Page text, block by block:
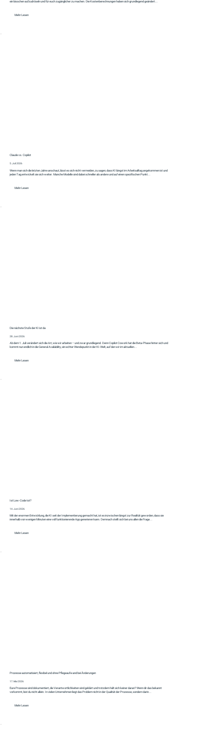
ein bisschen aufzudröseln und für euch zugänglicher zu machen. Die Kostenberechnungen haben sich grundlegend geändert...
Mehr Lesen
Claude vs. Copilot
5. Juli 2026
Wenn man sich die letzten Jahre anschaut, lässt es sich nicht vermeiden, zu sagen, dass KI längst im Arbeitsalltag angekommen ist und
jeden Tag entwickelt sie sich weiter. Manche Modelle sind dabei schneller als andere und auf einen spezifischen Punkt...
Mehr Lesen
Die nächste Stufe der KI ist da
28. Juni 2026
Ab dem 1. Juli verändert sich die Art, wie wir arbeiten – und zwar grundlegend. Denn Copilot Cowork hat die Beta-Phase hinter sich und
kommt nun endlich in die General Availability, ein echter Wendepunkt in der KI-Welt, auf den wir im aktuellen...
Mehr Lesen
Ist Low-Code tot?
14. Juni 2026
Mit der enormen Entwicklung, die KI seit der Implementierung gemacht hat, ist es inzwischen längst zur Realität geworden, dass sie
innerhalb von wenigen Minuten eine voll funktionierende App generieren kann. Demnach stellt sich bei uns allen die Frage...
Mehr Lesen
Prozesse automatisiert, flexibel und ohne Pflegeaufwand bei Änderungen
17. Mai 2026
Eure Prozesse sind dokumentiert, die Verantwortlichkeiten sind geklärt und trotzdem hält sich keiner daran? Wenn dir das bekannt
vorkommt, bist du nicht allein. In vielen Unternehmen liegt das Problem nicht in der Qualität der Prozesse, sondern darin...
Mehr Lesen